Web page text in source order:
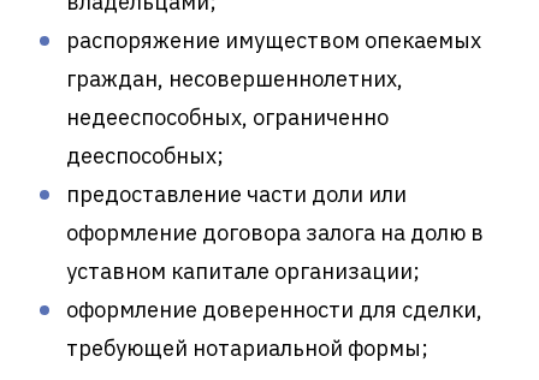
распоряжение имуществом опекаемых
граждан, несовершеннолетних,
недееспособных, ограниченно
дееспособных;
предоставление части доли или
оформление договора залога на долю в
уставном капитале организации;
оформление доверенности для сделки,
требующей нотариальной формы;